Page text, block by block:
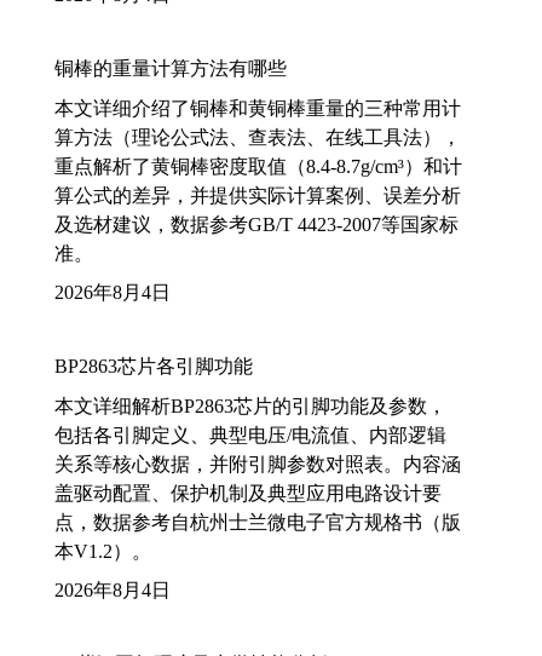
铜棒的重量计算方法有哪些
本文详细介绍了铜棒和黄铜棒重量的三种常用计
算方法（理论公式法、查表法、在线工具法），
重点解析了黄铜棒密度取值（8.4-8.7g/cm³）和计
算公式的差异，并提供实际计算案例、误差分析
及选材建议，数据参考GB/T 4423-2007等国家标
准。
2026年8月4日
BP2863芯片各引脚功能
本文详细解析BP2863芯片的引脚功能及参数，
包括各引脚定义、典型电压/电流值、内部逻辑
关系等核心数据，并附引脚参数对照表。内容涵
盖驱动配置、保护机制及典型应用电路设计要
点，数据参考自杭州士兰微电子官方规格书（版
本V1.2）。
2026年8月4日